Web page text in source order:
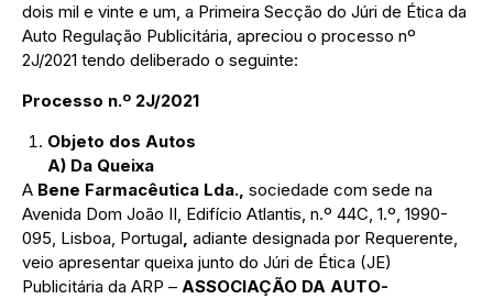
dois mil e vinte e um, a Primeira Secção do Júri de Ética da
Auto Regulação Publicitária, apreciou o processo nº
2J/2021 tendo deliberado o seguinte:
Processo n.º 2J/2021
Objeto dos Autos
A) Da Queixa
A Bene Farmacêutica Lda., sociedade com sede na
Avenida Dom João II, Edifício Atlantis, n.º 44C, 1.º, 1990-
095, Lisboa, Portugal, adiante designada por Requerente,
veio apresentar queixa junto do Júri de Ética (JE)
Publicitária da ARP – ASSOCIAÇÃO DA AUTO-